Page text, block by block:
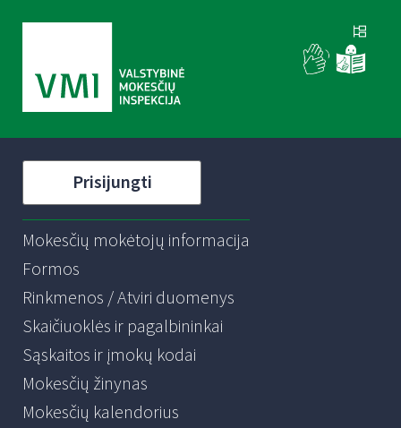
Prisijungti
Mokesčių mokėtojų informacija
Formos
Rinkmenos / Atviri duomenys
Skaičiuoklės ir pagalbininkai
Sąskaitos ir įmokų kodai
Mokesčių žinynas
Mokesčių kalendorius